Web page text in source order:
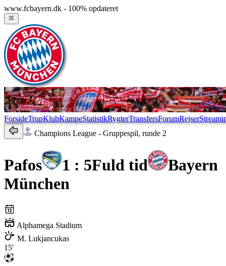
www.fcbayern.dk - 100% opdateret
ForsideTrupKlubKampeStatistikRygterTransfersForumRejser
Champions League - Gruppespil, runde 2
Pafos 1 : 5Fuld tid
Bayern
München
Alphamega Stadium
M. Lukjancukas
15'